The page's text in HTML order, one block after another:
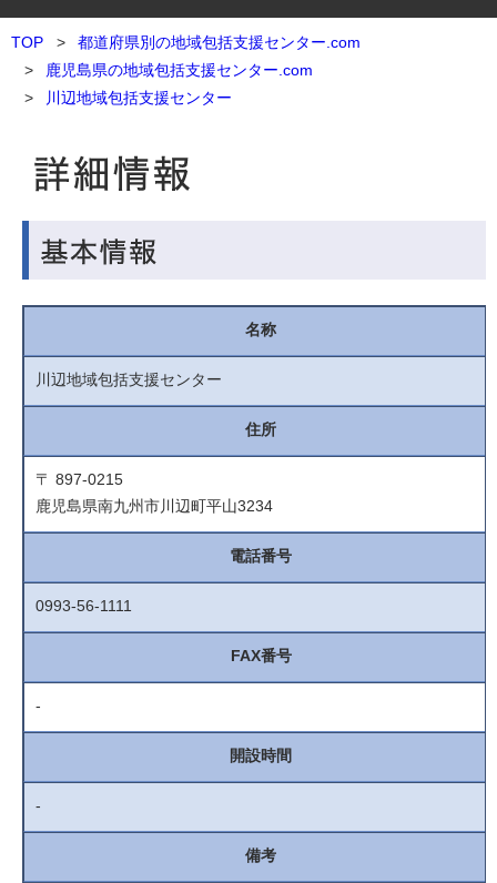
TOP
都道府県別の地域包括支援センター.com
鹿児島県の地域包括支援センター.com
川辺地域包括支援センター
名称
川辺地域包括支援センター
住所
〒 897-0215
鹿児島県南九州市川辺町平山3234
電話番号
0993-56-1111
FAX番号
-
開設時間
-
備考